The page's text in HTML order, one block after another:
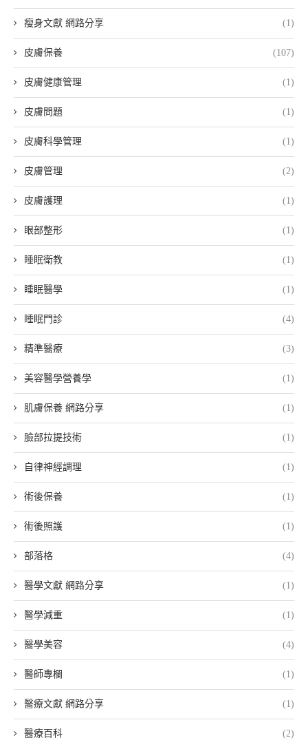
瘦身文獻 網路分享 (1)
皮膚保養 (107)
皮膚健康管理 (1)
皮膚問題 (1)
皮膚科學管理 (1)
皮膚管理 (2)
皮膚護理 (1)
眼部整形 (1)
睡眠衛教 (1)
睡眠醫學 (1)
睡眠門診 (4)
精準醫療 (3)
美容醫學營養學 (1)
肌膚保養 網路分享 (1)
臉部拉提技術 (1)
自律神經調理 (1)
術後保養 (1)
術後照護 (1)
部落格 (4)
醫學文獻 網路分享 (1)
醫學減重 (1)
醫學美容 (4)
醫師專欄 (1)
醫療文獻 網路分享 (1)
醫療百科 (2)